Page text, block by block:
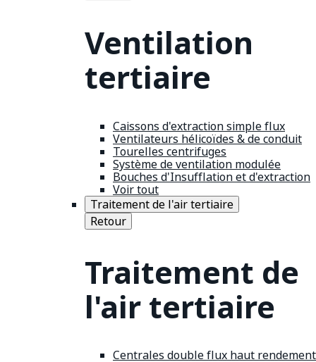
Ventilation
tertiaire
Caissons d'extraction simple flux
Ventilateurs hélicoïdes & de conduit
Tourelles centrifuges
Système de ventilation modulée
Bouches d'Insufflation et d'extraction
Voir tout
Traitement de l'air tertiaire
Retour
Traitement de
l'air tertiaire
Centrales double flux haut rendement